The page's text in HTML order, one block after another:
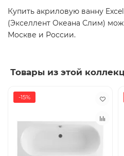
Купить акриловую ванну
(Экселлент Океана Слим)
Москве и России.
Товары из этой
-15%